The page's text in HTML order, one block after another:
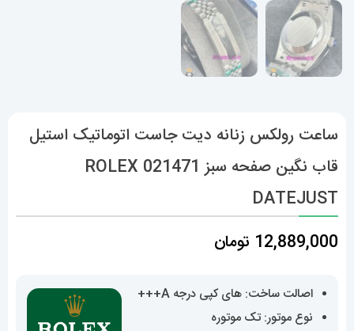
ساعت رولکس زنانه دیت جاست اتوماتیک استیل
قاب نگین صفحه سبز 021471 ROLEX
DATEJUST
12,889,000 تومان
اصالت ساخت: های کپی درجه A+++
نوع موتور: تک موتوره